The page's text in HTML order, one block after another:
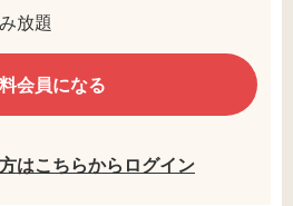
放題
会員になる
はこちらからログイン